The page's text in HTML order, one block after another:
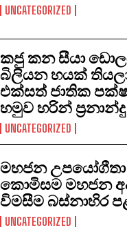
UNCATEGORIZED
කජු කන සීයා
බිලියන හයක් තියලා
එක්සත් ජාතික
හමුව හරින් ප්‍රනාන්දු
UNCATEGORIZED
මහජන උපයෝගීතා
කොමිසම මහජන
විමසීම බස්නාහිර
UNCATEGORIZED